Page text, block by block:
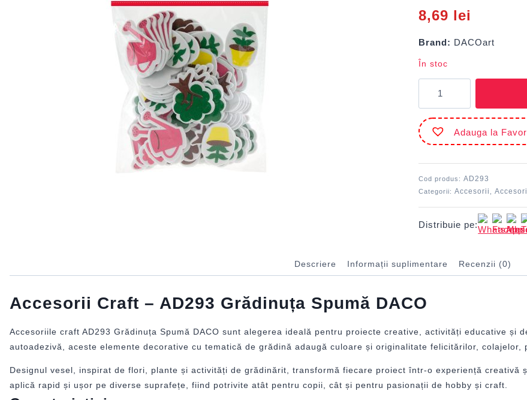
8,69 lei
Brand: DACOart
În stoc
Accesorii
craft
-
AD293
Grădinuța
Adauga la
Cod produs:AD293
Categorii:Accesorii ,
Distribuie pe:
Descriere Informații suplimentare Recenzii (0)
Accesorii Craft – AD293 Grădinuța Spumă DACO
Accesoriile craft AD293 Grădinuța Spumă DACO sunt alegerea ideală pentru proiecte creative, activități educative și
autoadezivă, aceste elemente decorative cu tematică de grădină adaugă culoare și originalitate felicitărilor, colajelor,
Designul vesel, inspirat de flori, plante și activități de grădinărit, transformă fiecare proiect într-o experiență creativă
aplică rapid și ușor pe diverse suprafețe, fiind potrivite atât pentru copii, cât și pentru pasionații de hobby și craft.